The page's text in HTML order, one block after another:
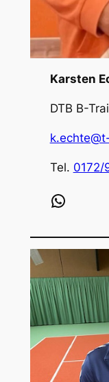
Karsten
DTB B-
Tel. 0172/
WhatsApp